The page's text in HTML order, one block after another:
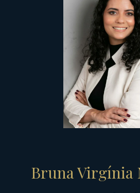
Bruna Virgínia